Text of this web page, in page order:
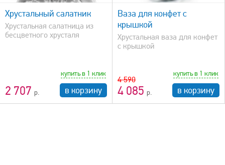
Хрустальный салатник
Хрустальная салатница из
бесцветного хрусталя
2 707
купить в 1 клик
в корзину
Ваза для конфет с
крышкой
Хрустальная ваза для конфет
с крышкой
4 590
4 085
купить в 1 клик
в корзину